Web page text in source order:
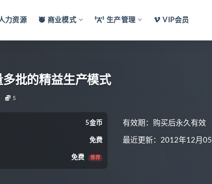
力资源 商业模式 生产管理 VIP会员
多批的精益生产模式
5
5金币
免费
免费 推荐
有效期：购买后永久有效
最近更新：2012年12月05